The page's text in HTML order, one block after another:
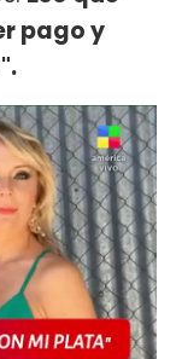
pago y